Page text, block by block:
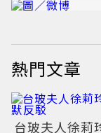
熱門文章
台玻夫人徐莉